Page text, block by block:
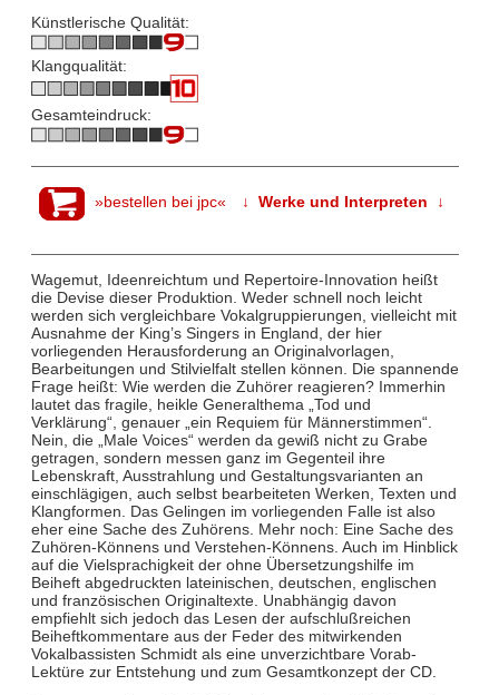
Künstlerische Qualität:
Klangqualität:
Gesamteindruck:
»bestellen bei jpc« ↓ Werke und Interpreten ↓
Wagemut, Ideenreichtum und Repertoire-Innovation heißt
die Devise dieser Produktion. Weder schnell noch leicht
werden sich vergleichbare Vokalgruppierungen, vielleicht mit
Ausnahme der King’s Singers in England, der hier
vorliegenden Herausforderung an Originalvorlagen,
Bearbeitungen und Stilvielfalt stellen können. Die spannende
Frage heißt: Wie werden die Zuhörer reagieren? Immerhin
lautet das fragile, heikle Generalthema „Tod und
Verklärung“, genauer „ein Requiem für Männerstimmen“.
Nein, die „Male Voices“ werden da gewiß nicht zu Grabe
getragen, sondern messen ganz im Gegenteil ihre
Lebenskraft, Ausstrahlung und Gestaltungsvarianten an
einschlägigen, auch selbst bearbeiteten Werken, Texten und
Klangformen. Das Gelingen im vorliegenden Falle ist also
eher eine Sache des Zuhörens. Mehr noch: Eine Sache des
Zuhören-Könnens und Verstehen-Könnens. Auch im Hinblick
auf die Vielsprachigkeit der ohne Übersetzungshilfe im
Beiheft abgedruckten lateinischen, deutschen, englischen
und französischen Originaltexte. Unabhängig davon
empfiehlt sich jedoch das Lesen der aufschlußreichen
Beiheftkommentare aus der Feder des mitwirkenden
Vokalbassisten Schmidt als eine unverzichtbare Vorab-
Lektüre zur Entstehung und zum Gesamtkonzept der CD.